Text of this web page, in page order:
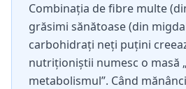
Combinația de fibre multe
grăsimi sănătoase (din
carbohidrați neți puțini
nutriționiștii numesc o masă
metabolismul”. Când